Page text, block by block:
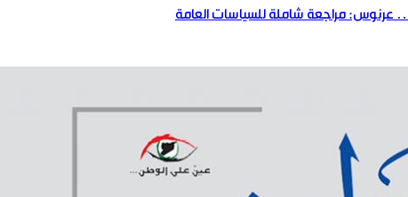
… عرنوس: مراجعة شاملة للسياسات العامة